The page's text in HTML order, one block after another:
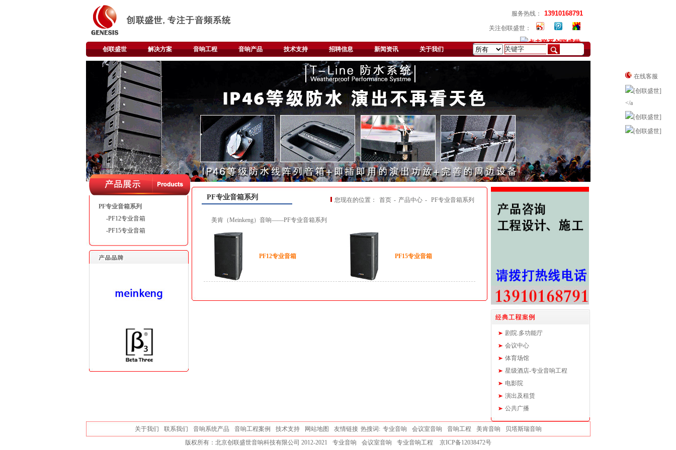
服务热线： 13910168791
关注创联盛世：
创联盛世 解决方案 音响工程 音响产品 技术支持 招聘信息 新闻资讯 关于我们
在线客服
PF专业音箱系列
-PF12专业音箱
-PF15专业音箱
PF专业音箱系列 您现在的位置： 首页 - 产品中心 - PF专业音箱系列
美肯（Meinkeng）音响——PF专业音箱系列
PF12专业音箱 PF15专业音箱
剧院.多功能厅
会议中心
体育场馆
星级酒店-专业音响工程
电影院
演出及租赁
公共广播
关于我们 联系我们 音响系统产品 音响工程案例 技术支持 网站地图 友情链接 热搜词: 专业音响 会议室音响 音响工程 美肯音响
贝塔斯瑞音响
版权所有：北京创联盛世音响科技有限公司 2012-2021
专业音响 会议室音响 专业音响工程 京ICP备12038472号